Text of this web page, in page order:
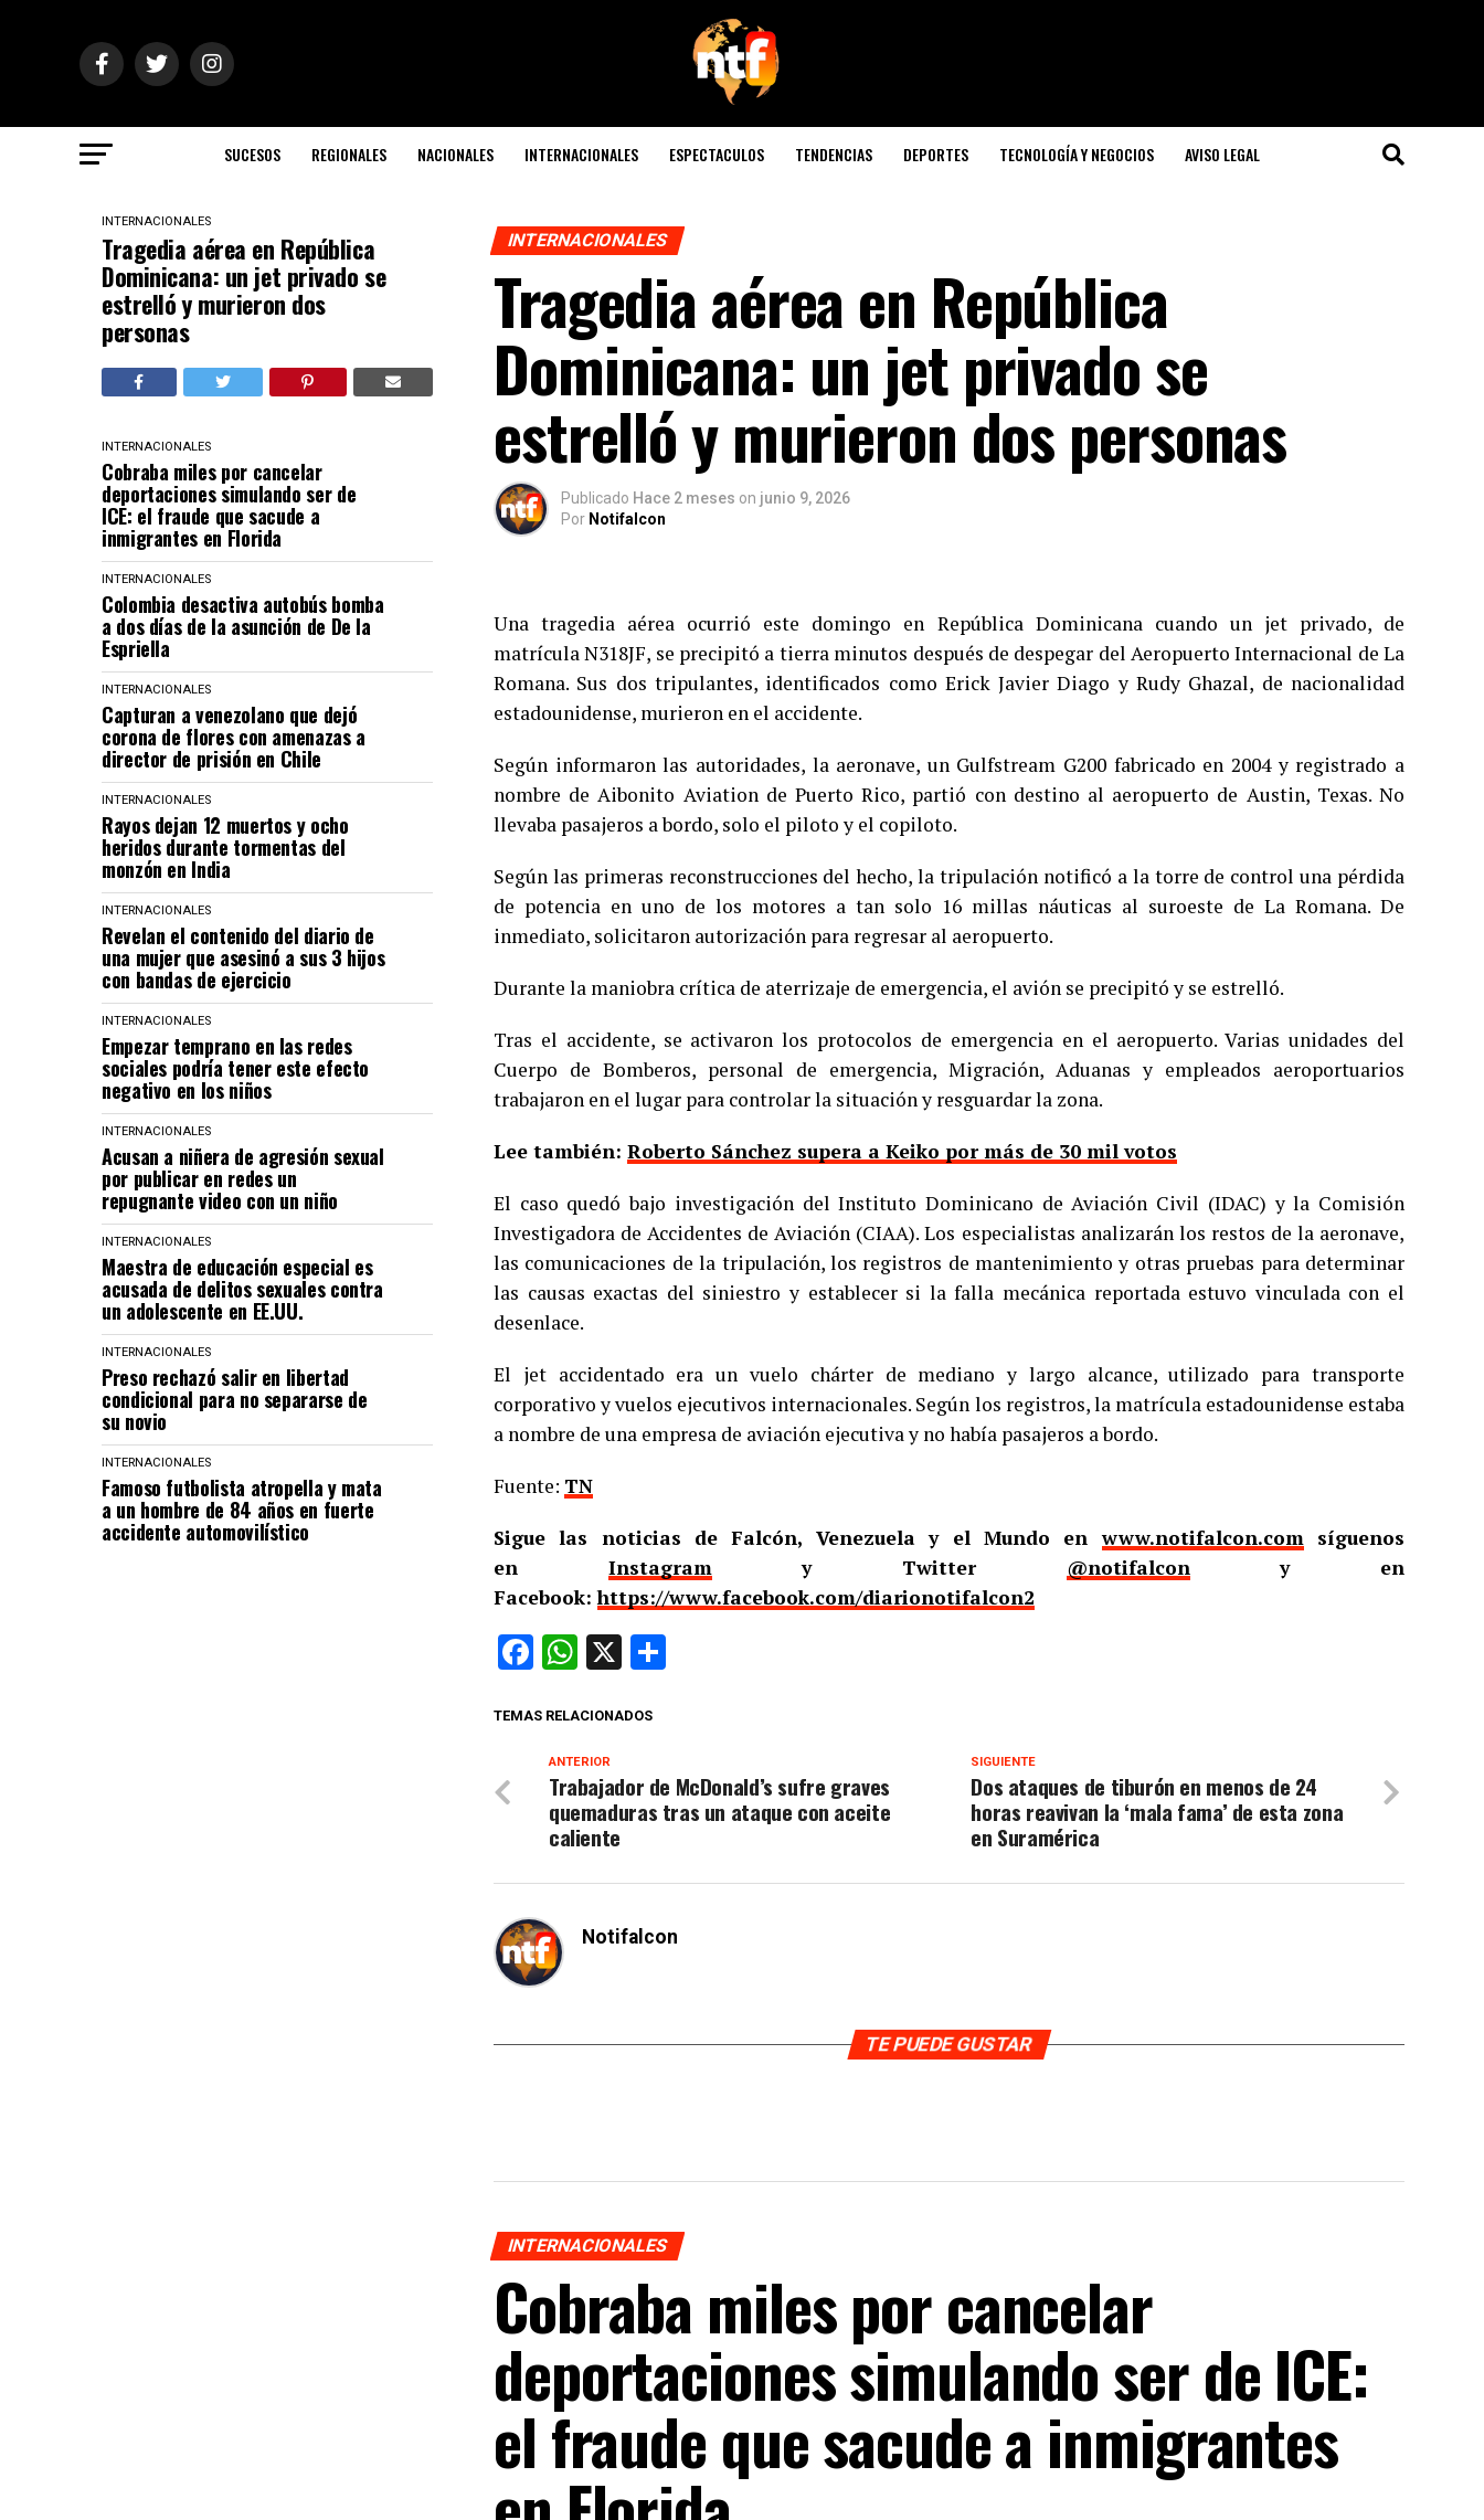
SUCESOS REGIONALES NACIONALES INTERNACIONALES ESPECTACULOS TENDENCIAS DEPORTES TECNOLOGÍA Y NEGOCIOS AVISO LEGAL
INTERNACIONALES
Tragedia aérea en República
Dominicana: un jet privado se
estrelló y murieron dos
personas
INTERNACIONALES
Cobraba miles por cancelar
deportaciones simulando ser de
ICE: el fraude que sacude a
inmigrantes en Florida
INTERNACIONALES
Colombia desactiva autobús bomba
a dos días de la asunción de De la
Espriella
INTERNACIONALES
Capturan a venezolano que dejó
corona de flores con amenazas a
director de prisión en Chile
INTERNACIONALES
Rayos dejan 12 muertos y ocho
heridos durante tormentas del
monzón en India
INTERNACIONALES
Revelan el contenido del diario de
una mujer que asesinó a sus 3 hijos
con bandas de ejercicio
INTERNACIONALES
Empezar temprano en las redes
sociales podría tener este efecto
negativo en los niños
INTERNACIONALES
Acusan a niñera de agresión sexual
por publicar en redes un
repugnante video con un niño
INTERNACIONALES
Maestra de educación especial es
acusada de delitos sexuales contra
un adolescente en EE.UU.
INTERNACIONALES
Preso rechazó salir en libertad
condicional para no separarse de
su novio
INTERNACIONALES
Famoso futbolista atropella y mata
a un hombre de 84 años en fuerte
accidente automovilístico
INTERNACIONALES
Tragedia aérea en República
Dominicana: un jet privado se
estrelló y murieron dos personas
Publicado Hace 2 meses on junio 9, 2026
Por Notifalcon
Una tragedia aérea ocurrió este domingo en República Dominicana cuando un jet privado, de
matrícula N318JF, se precipitó a tierra minutos después de despegar del Aeropuerto Internacional de La
Romana. Sus dos tripulantes, identificados como Erick Javier Diago y Rudy Ghazal, de nacionalidad
estadounidense, murieron en el accidente.
Según informaron las autoridades, la aeronave, un Gulfstream G200 fabricado en 2004 y registrado a
nombre de Aibonito Aviation de Puerto Rico, partió con destino al aeropuerto de Austin, Texas. No
llevaba pasajeros a bordo, solo el piloto y el copiloto.
Según las primeras reconstrucciones del hecho, la tripulación notificó a la torre de control una pérdida
de potencia en uno de los motores a tan solo 16 millas náuticas al suroeste de La Romana. De
inmediato, solicitaron autorización para regresar al aeropuerto.
Durante la maniobra crítica de aterrizaje de emergencia, el avión se precipitó y se estrelló.
Tras el accidente, se activaron los protocolos de emergencia en el aeropuerto. Varias unidades del
Cuerpo de Bomberos, personal de emergencia, Migración, Aduanas y empleados aeroportuarios
trabajaron en el lugar para controlar la situación y resguardar la zona.
Lee también: Roberto Sánchez supera a Keiko por más de 30 mil votos
El caso quedó bajo investigación del Instituto Dominicano de Aviación Civil (IDAC) y la Comisión
Investigadora de Accidentes de Aviación (CIAA). Los especialistas analizarán los restos de la aeronave,
las comunicaciones de la tripulación, los registros de mantenimiento y otras pruebas para determinar
las causas exactas del siniestro y establecer si la falla mecánica reportada estuvo vinculada con el
desenlace.
El jet accidentado era un vuelo chárter de mediano y largo alcance, utilizado para transporte
corporativo y vuelos ejecutivos internacionales. Según los registros, la matrícula estadounidense estaba
a nombre de una empresa de aviación ejecutiva y no había pasajeros a bordo.
Fuente: TN
Sigue las noticias de Falcón, Venezuela y el Mundo enwww.notifalcon.comsíguenos
en Instagramy Twitter @notifalcony en
Facebook:https://www.facebook.com/diarionotifalcon2
Facebook
WhatsApp
X
TEMAS RELACIONADOS
SIGUIENTE
Dos ataques de tiburón en menos de 24
horas reavivan la ‘mala fama’ de esta zona
en Suramérica
ANTERIOR
Trabajador de McDonald’s sufre graves
quemaduras tras un ataque con aceite
caliente
Notifalcon
TE PUEDE GUSTAR
INTERNACIONALES
Cobraba miles por cancelar
deportaciones simulando ser de ICE:
el fraude que sacude a inmigrantes